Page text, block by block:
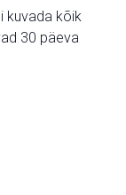
kuvada kõik
30 päeva